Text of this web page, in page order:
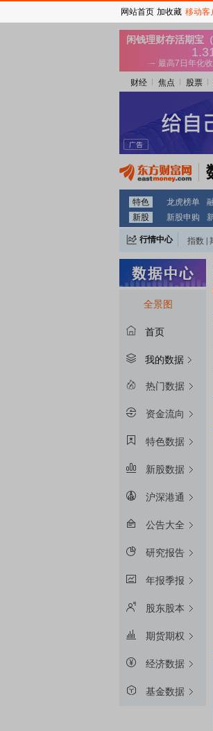
财经 焦点 股票
特色 龙虎榜单
新股
新股申购
行情中心 指数
全景图
首页
我的数据
热门数据
资金流向
特色数据
新股数据
沪深港通
公告大全
研究报告
年报季报
股东股本
期货期权
经济数据
基金数据
网站首页 加收藏 移动客